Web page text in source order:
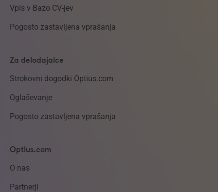
Vpis v Bazo CV-jev
Pogosto zastavljena vprašanja
Za delodajalce
Strokovni dogodki Optius.com
Oglaševanje
Pogosto zastavljena vprašanja
Optius.com
O nas
Partnerji